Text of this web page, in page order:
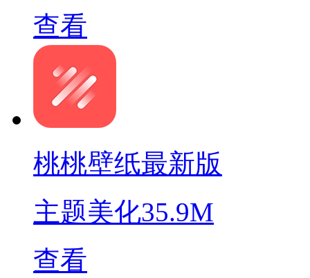
查看
桃桃壁纸最新版
主题美化35.9M
查看